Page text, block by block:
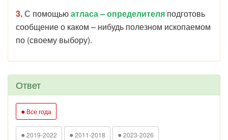
3.С помощьюатласа –определителя подготовь
сообщение о каком – нибудь полезном ископаемом
по (своему выбору).
Ответ
● Все года
● 2019-2022 ● 2011-2018 ● 2023-2026